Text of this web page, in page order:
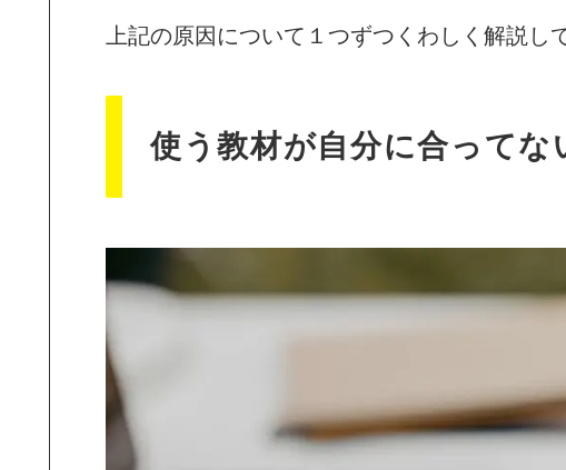
上記の原因について１つずつくわしく解説し
使う教材が自分に合ってな